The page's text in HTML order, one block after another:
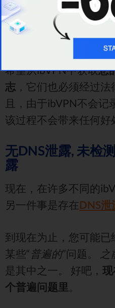
亚，并且总部位于罗
于该联盟。
仅这个事实就意味着
希望从ibVPN中获取您
志 ，它们也必须经过
且，由于ibVPN不会记
该过程不会带来任何好
无DNS泄露, 未检
露
现在，在许多不同的
另一件事是存在DNS泄
到现在为止，您可能
某些“ 普遍的”问题。 之
是其中之一。 好吧，
个普遍问题里 。